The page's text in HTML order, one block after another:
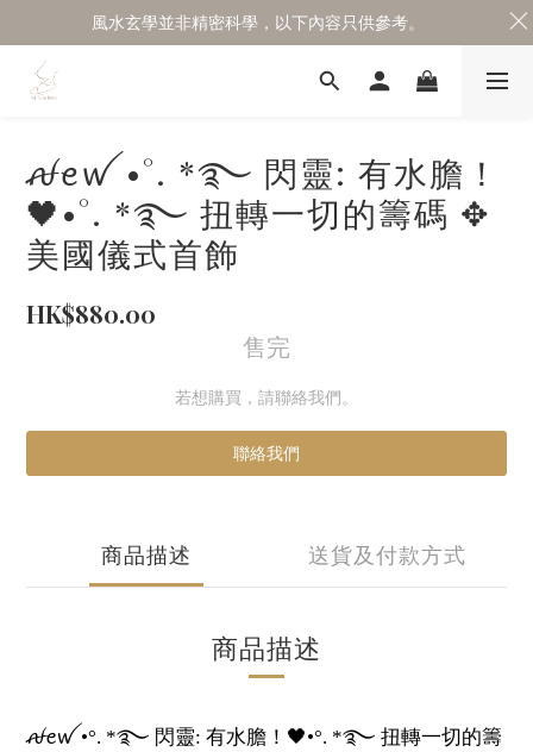
ꫛꫀꪝ •°. *࿐ 閃靈: 有水膽！
🖤•°. *࿐ 扭轉一切的籌碼 ✥
美國儀式首飾
HK$880.00
售完
若想購買，請聯絡我們。
聯絡我們
商品描述 送貨及付款方式
商品描述
ꫛꫀꪝ •°. *࿐ 閃靈: 有水膽！🖤•°. *࿐ 扭轉一切的籌
風水玄學並非精密科學，以下內容只供參考。